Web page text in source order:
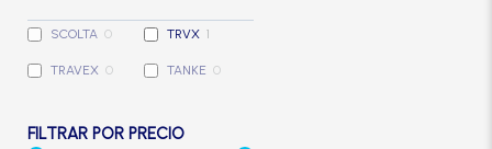
Cerradura de Sobreponer
SCOLTA 0
TRAVEX 0
TRVX 1
TANKE 0
FILTRAR POR PRECIO